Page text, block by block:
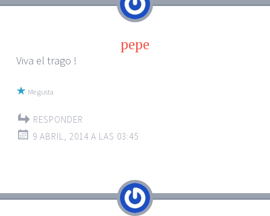
pepe
Viva el trago !
Me gusta
RESPONDER
9 ABRIL, 2014 A LAS 03:45